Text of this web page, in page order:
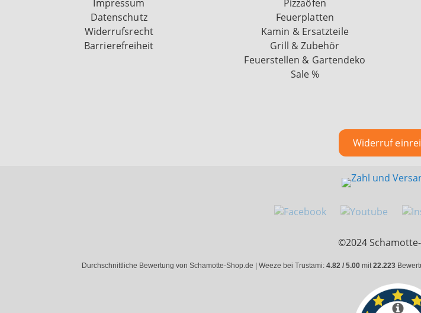
Impressum
Datenschutz
Widerrufsrecht
Barrierefreiheit
Pizzaöfen
Feuerplatten
Kamin & Ersatzteile
Grill & Zubehör
Feuerstellen & Gartendeko
Sale %
Widerruf
©2024
Durchschnittliche Bewertung von Schamotte-Shop.de | Weeze bei Trustami: 4.82 / 5.00mit22.223